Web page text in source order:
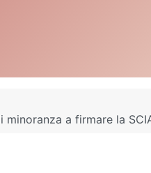
a firmare la